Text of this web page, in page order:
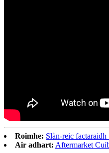
Roimhe: Slàn-reic
Air adhart: Aftermarket